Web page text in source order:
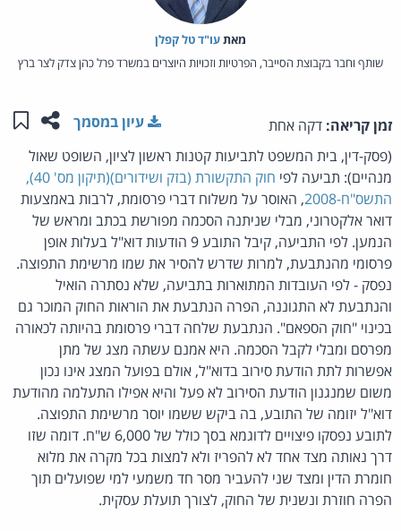
מאת‏עו"ד טל קפלן
שותף וחבר בקבוצת הסייבר, הפרטיות וזכויות היוצרים במשרד פרל כהן צדק לצר ברץ
זמן קריאה: דקה אחת שתפו
עיון במסמך
(פסק-דין, בית המשפט לתביעות קטנות ראשון לציון, השופט שאול
מנהיים): תביעה לפי
חוק התקשורת (בזק ושידורים)(תיקון מס' 40),
התשס"ח-2008
, האוסר על משלוח דברי פרסומת, לרבות באמצעות
דואר אלקטרוני, מבלי שניתנה הסכמה מפורשת בכתב ומראש של
הנמען. לפי התביעה, קיבל התובע 9 הודעות דוא"ל בעלות אופן
פרסומי מהנתבעת, למרות שדרש להסיר את שמו מרשימת התפוצה.
נפסק - לפי העובדות המתוארות בתביעה, שלא נסתרה הואיל
והנתבעת לא התגוננה, הפרה הנתבעת את הוראות החוק המוכר גם
בכינוי "חוק הספאם". הנתבעת שלחה דברי פרסומת בהיותה לכאורה
מפרסם ומבלי לקבל הסכמה. היא אמנם עשתה מצג של מתן
אפשרות לתת הודעת סירוב בדוא"ל, אולם בפועל המצג אינו נכון
משום שמנגנון הודעת הסירוב לא פעל והיא אפילו התעלמה מהודעת
דוא"ל יזומה של התובע, בה ביקש ששמו יוסר מרשימת התפוצה.
לתובע נפסקו פיצויים לדוגמא בסך כולל של 6,000 ש"ח. דומה שזו
דרך נאותה מצד אחד לא להפריז ולא למצות בכל מקרה את מלוא
חומרת הדין ומצד שני להעביר מסר חד משמעי למי שפועלים תוך
הפרה חוזרת ונשנית של החוק, לצורך תועלת עסקית.